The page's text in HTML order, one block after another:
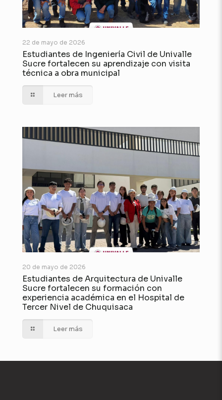
22 de mayo de 2026
Estudiantes de Ingeniería Civil de Univalle
Sucre fortalecen su aprendizaje con visita
técnica a obra municipal
Leer más
20 de mayo de 2026
Estudiantes de Arquitectura de Univalle
Sucre fortalecen su formación con
experiencia académica en el Hospital de
Tercer Nivel de Chuquisaca
Leer más